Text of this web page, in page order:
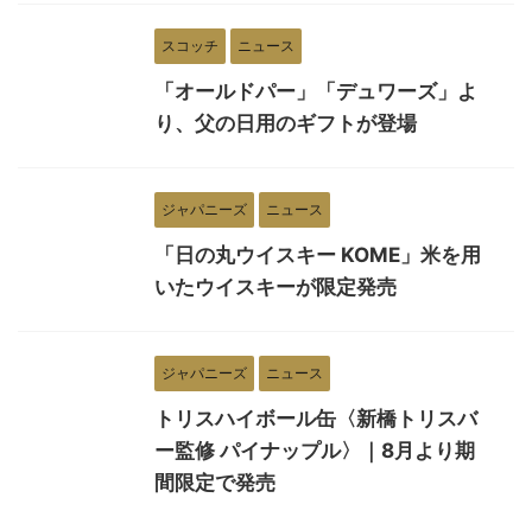
スコッチ ニュース
「オールドパー」「デュワーズ」よ
り、父の日用のギフトが登場
ジャパニーズ ニュース
「日の丸ウイスキー KOME」米を用
いたウイスキーが限定発売
ジャパニーズ ニュース
トリスハイボール缶〈新橋トリスバ
ー監修 パイナップル〉｜8月より期
間限定で発売